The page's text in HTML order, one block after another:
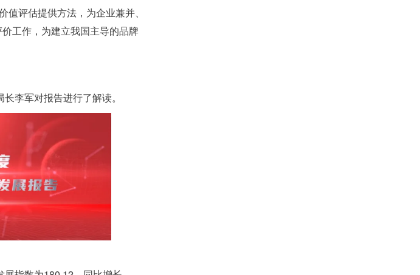
评估提供方法，为企业兼并、
工作，为建立我国主导的品牌
李军对报告进行了解读。